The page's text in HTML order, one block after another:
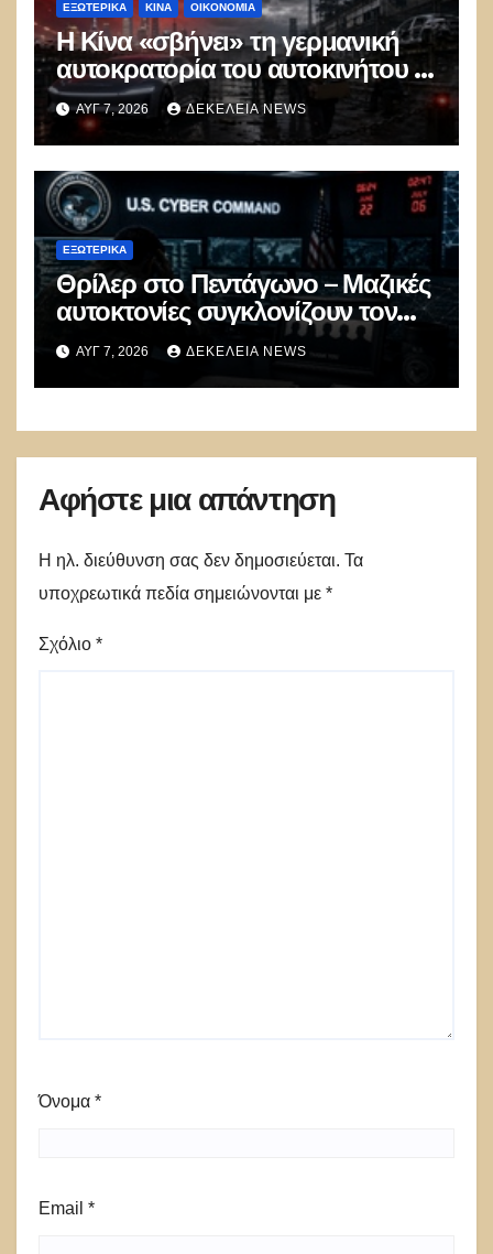
ΕΞΩΤΕΡΙΚΑ ΚΊΝΑ ΟΙΚΟΝΟΜΙΑ
Η Κίνα «σβήνει» τη γερμανική
αυτοκρατορία του αυτοκινήτου –
100.000 απολύσεις, λουκέτα και
πολιτικός πανικός
ΑΥΓ 7, 2026 ΔΕΚΈΛΕΙΑ NEWS
ΕΞΩΤΕΡΙΚΑ
Θρίλερ στο Πεντάγωνο – Μαζικές
αυτοκτονίες συγκλονίζουν τον
μυστικό στρατό
κυβερνοπολέμου των ΗΠΑ
ΑΥΓ 7, 2026 ΔΕΚΈΛΕΙΑ NEWS
Αφήστε μια απάντηση
Η ηλ. διεύθυνση σας δεν δημοσιεύεται. Τα
υποχρεωτικά πεδία σημειώνονται με *
Σχόλιο *
Όνομα *
Email *